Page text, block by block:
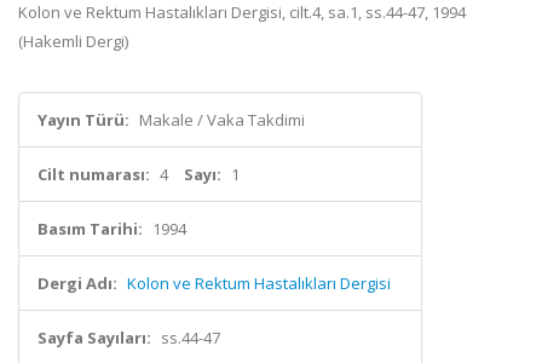
Kolon ve Rektum Hastalıkları Dergisi, cilt.4, sa.1, ss.44-47, 1994
(Hakemli Dergi)
Yayın Türü: Makale / Vaka Takdimi
Cilt numarası: 4 Sayı: 1
Basım Tarihi: 1994
Dergi Adı: Kolon ve Rektum Hastalıkları Dergisi
Sayfa Sayıları: ss.44-47